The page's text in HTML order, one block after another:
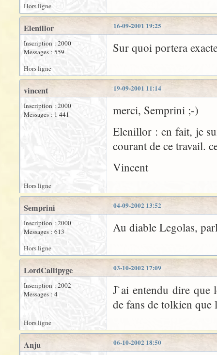
Hors ligne
16-09-2001 19:25
Elenillor
Inscription : 2000
Messages : 559
Sur quoi portera
Hors ligne
19-09-2001 11:14
vincent
Inscription : 2000
Messages : 1 441
merci, Semprini ;-)
Elenillor : en fait, je
courant de ce travail.
Vincent
Hors ligne
04-09-2002 13:52
Semprini
Inscription : 2000
Messages : 613
Au diable Legolas,
Hors ligne
03-10-2002 17:09
LordCallipyge
Inscription : 2002
Messages : 4
J`ai entendu dire que
de fans de tolkien que
Hors ligne
06-10-2002 18:50
Anju